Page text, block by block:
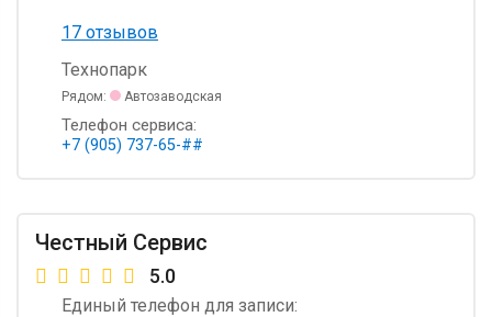
17 отзывов
Технопарк
Рядом: Автозаводская
Телефон сервиса:
+7 (905) 737-65-##
Честный Сервис
5.0
Единый телефон для записи: